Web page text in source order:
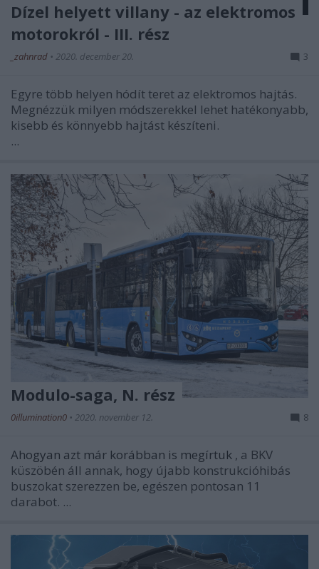
Dízel helyett villany - az elektromos
motorokról - III. rész
_zahnrad • 2020. december 20. 3
Egyre több helyen hódít teret az elektromos hajtás.
Megnézzük milyen módszerekkel lehet hatékonyabb,
kisebb és könnyebb hajtást készíteni.
...
Modulo-saga, N. rész
0illumination0 • 2020. november 12. 8
Ahogyan azt már korábban is megírtuk , a BKV
küszöbén áll annak, hogy újabb konstrukcióhibás
buszokat szerezzen be, egészen pontosan 11
darabot. ...